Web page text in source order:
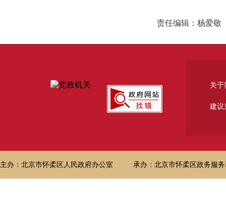
责任编辑：杨爱敬
关于
建议
主办：北京市怀柔区人民政府办公室 承办：北京市怀柔区政务服